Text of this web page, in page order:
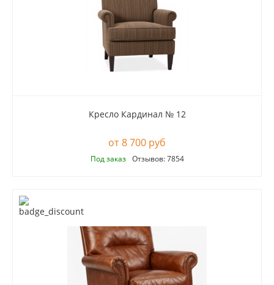
Кресло Кардинал № 12
8 700 руб
Под заказ Отзывов: 7854